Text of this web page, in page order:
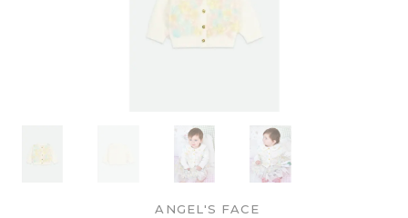
ANGEL'S FACE